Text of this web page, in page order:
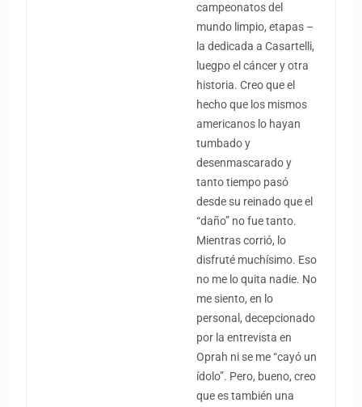
campeonatos del
mundo limpio, etapas –
la dedicada a Casartelli,
luegpo el cáncer y otra
historia. Creo que el
hecho que los mismos
americanos lo hayan
tumbado y
desenmascarado y
tanto tiempo pasó
desde su reinado que el
“daño” no fue tanto.
Mientras corrió, lo
disfruté muchísimo. Eso
no me lo quita nadie. No
me siento, en lo
personal, decepcionado
por la entrevista en
Oprah ni se me “cayó un
ídolo”. Pero, bueno, creo
que es también una